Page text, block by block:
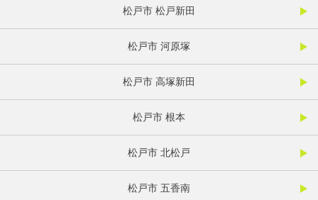
松戸市 松戸新田
松戸市 河原塚
松戸市 高塚新田
松戸市 根本
松戸市 北松戸
松戸市 五香南